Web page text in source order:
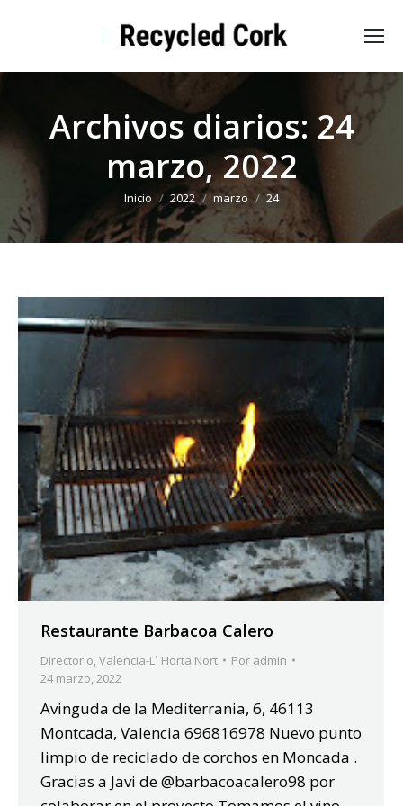
Archivos diarios: 24
marzo, 2022
Estás aquí:
Inicio 2022 marzo 24
Restaurante Barbacoa Calero
Directorio,Valencia-L´ Horta Nort Por admin
24 marzo, 2022
Avinguda de la Mediterrania, 6, 46113
Montcada, Valencia 696816978 Nuevo punto
limpio de reciclado de corchos en Moncada .
Gracias a Javi de @barbacoacalero98 por